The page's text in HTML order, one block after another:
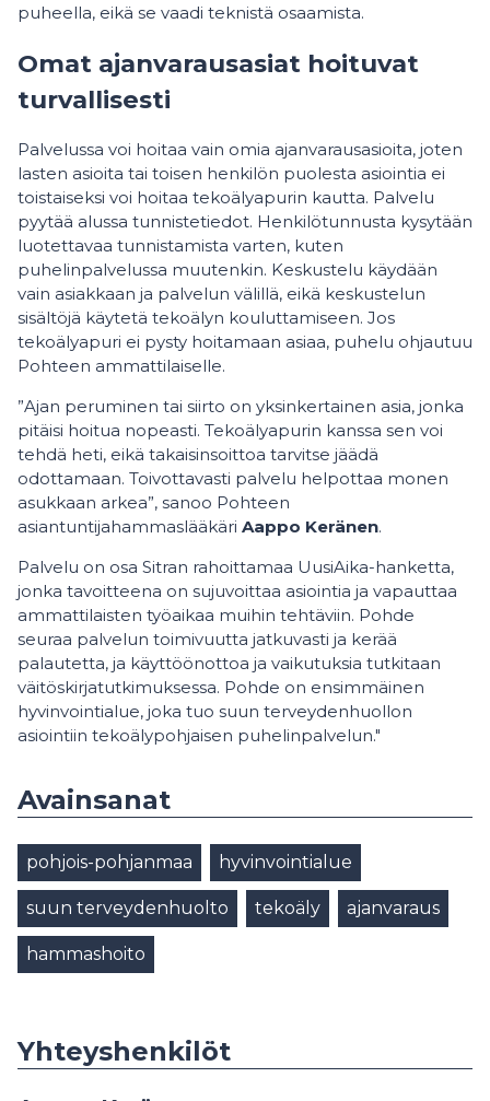
puheella, eikä se vaadi teknistä osaamista.
Omat ajanvarausasiat hoituvat
turvallisesti
Palvelussa voi hoitaa vain omia ajanvarausasioita, joten
lasten asioita tai toisen henkilön puolesta asiointia ei
toistaiseksi voi hoitaa tekoälyapurin kautta. Palvelu
pyytää alussa tunnistetiedot. Henkilötunnusta kysytään
luotettavaa tunnistamista varten, kuten
puhelinpalvelussa muutenkin. Keskustelu käydään
vain asiakkaan ja palvelun välillä, eikä keskustelun
sisältöjä käytetä tekoälyn kouluttamiseen. Jos
tekoälyapuri ei pysty hoitamaan asiaa, puhelu ohjautuu
Pohteen ammattilaiselle.
”Ajan peruminen tai siirto on yksinkertainen asia, jonka
pitäisi hoitua nopeasti. Tekoälyapurin kanssa sen voi
tehdä heti, eikä takaisinsoittoa tarvitse jäädä
odottamaan. Toivottavasti palvelu helpottaa monen
asukkaan arkea”, sanoo Pohteen
asiantuntijahammaslääkäri Aappo Keränen.
Palvelu on osa Sitran rahoittamaa UusiAika-hanketta,
jonka tavoitteena on sujuvoittaa asiointia ja vapauttaa
ammattilaisten työaikaa muihin tehtäviin. Pohde
seuraa palvelun toimivuutta jatkuvasti ja kerää
palautetta, ja käyttöönottoa ja vaikutuksia tutkitaan
väitöskirjatutkimuksessa. Pohde on ensimmäinen
hyvinvointialue, joka tuo suun terveydenhuollon
asiointiin tekoälypohjaisen puhelinpalvelun."
Avainsanat
pohjois-pohjanmaa hyvinvointialue
suun terveydenhuolto tekoäly ajanvaraus
hammashoito
Yhteyshenkilöt